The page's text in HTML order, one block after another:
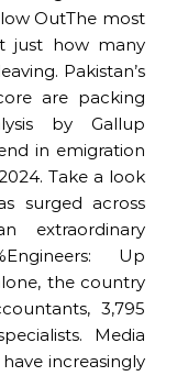
OutThe most
just how many
Pakistan’s
are packing
by Gallup
in emigration
Take a look
surged across
extraordinary
Up
the country
3,795
Media
increasingly